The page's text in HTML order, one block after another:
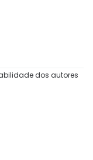
dos autores